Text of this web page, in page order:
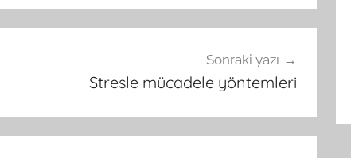
Sonraki yazı
Stresle mücadele yöntemleri